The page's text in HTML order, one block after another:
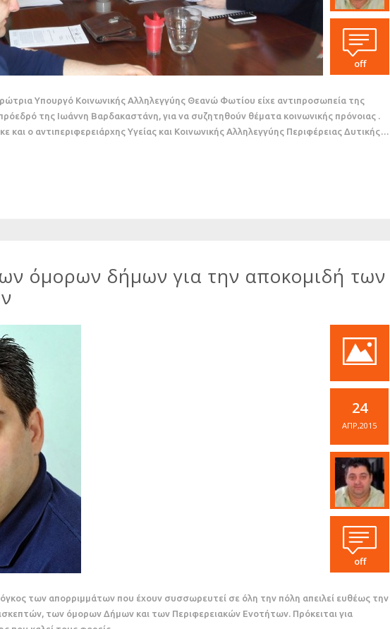
off
Υπουργό Κοινωνικής Αλληλεγγύης Θεανώ Φωτίου είχε αντιπροσωπεία της
της Ιωάννη Βαρδακαστάνη, για να συζητηθούν θέματα κοινωνικής πρόνοιας .
και ο αντιπεριφερειάρχης Υγείας και Κοινωνικής Αλληλεγγύης Περιφέρειας Δυτικής…
όμορων δήμων για την αποκομιδή των
24
ΑΠΡ,2015
off
των απορριμμάτων που έχουν συσσωρευτεί σε όλη την πόλη απειλεί ευθέως την
των όμορων Δήμων και των Περιφερειακών Ενοτήτων. Πρόκειται για